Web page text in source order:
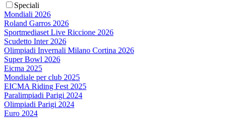
Speciali
Mondiali 2026
Roland Garros 2026
Sportmediaset Live Riccione 2026
Scudetto Inter 2026
Olimpiadi Invernali Milano Cortina 2026
Super Bowl 2026
Eicma 2025
Mondiale per club 2025
EICMA Riding Fest 2025
Paralimpiadi Parigi 2024
Olimpiadi Parigi 2024
Euro 2024